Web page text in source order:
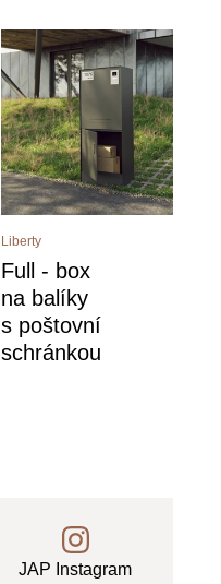
Liberty
Full - box
na balíky
s poštovní
schránkou
JAP Instagram